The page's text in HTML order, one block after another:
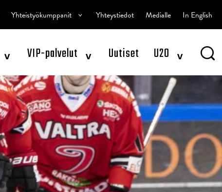
^ VIP-palvelut ^ Uutiset U20 ^
Yhteistyökumppanit ^ Yhteystiedot Medialle In English